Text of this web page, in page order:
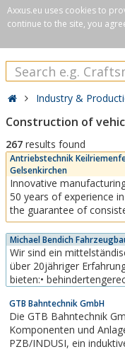
Axxus.eu uses cookies to
continue to the site, you
Industry &
Construction of
267 results found
Antriebstechnik
Gelsenkirchen
Innovative
50 years of experience
the guarantee of
customers. No matter
our wide range of V-
the perfect solution. Our
constantly working on
technology to...
Michael Bendich
Wir sind ein
über 20jähriger
bieten:•
Luftfederungen•
Sonderfahrzeuge•
Heckabsenkungen•
Auffahrschienen....
GTB Bahntechnik GmbH
Die GTB Bahntechnik
Komponenten und
PZB/INDUSI, ein induktives, punktförmiges Sicherungssystem in